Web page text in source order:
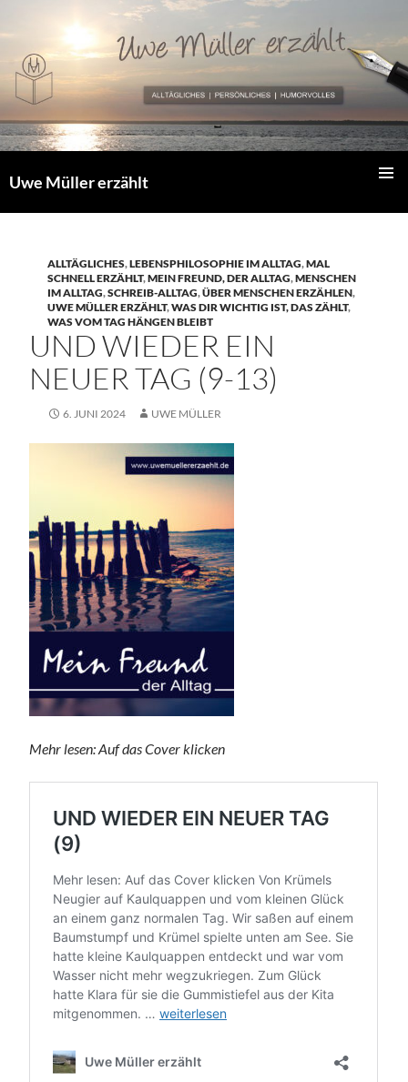
Inhalt
springen
Uwe Müller erzählt
MENÜ
ALLTÄGLICHES,LEBENSPHILOSOPHIE IM ALLTAG,MAL
SCHNELL ERZÄHLT,MEIN FREUND, DER ALLTAG,MENSCHEN
IM ALLTAG,SCHREIB-ALLTAG,ÜBER MENSCHEN ERZÄHLEN,
UWE MÜLLER ERZÄHLT,WAS DIR WICHTIG IST, DAS ZÄHLT,
WAS VOM TAG HÄNGEN BLEIBT
UND WIEDER EIN
NEUER TAG (9-13)
6. JUNI 2024 UWE MÜLLER
Mehr lesen: Auf das Cover klicken